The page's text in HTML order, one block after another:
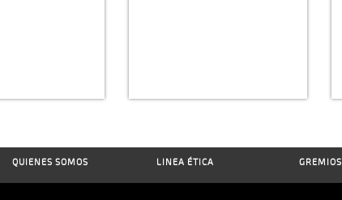
QUIENES SOMOS LINEA ÉTICA GREMIOS